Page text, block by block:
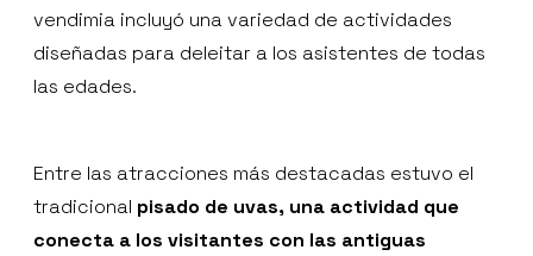
vendimia incluyó una variedad de actividades
diseñadas para deleitar a los asistentes de todas
las edades.
Entre las atracciones más destacadas estuvo el
tradicional pisado de uvas, una actividad que
conecta a los visitantes con las antiguas